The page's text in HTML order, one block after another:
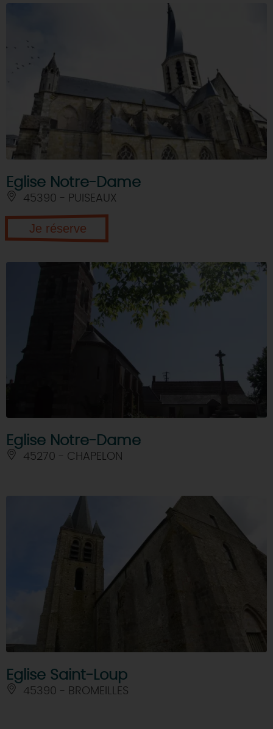
Eglise Notre-Dame
45390 - PUISEAUX
Je réserve
Eglise Notre-Dame
45270 - CHAPELON
Eglise Saint-Loup
45390 - BROMEILLES